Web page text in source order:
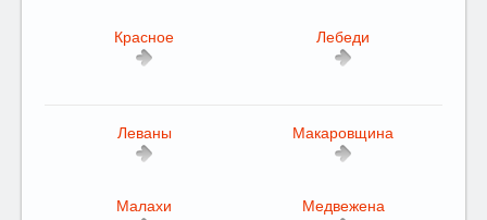
Красное Лебеди
Леваны Макаровщина
Малахи Медвежена